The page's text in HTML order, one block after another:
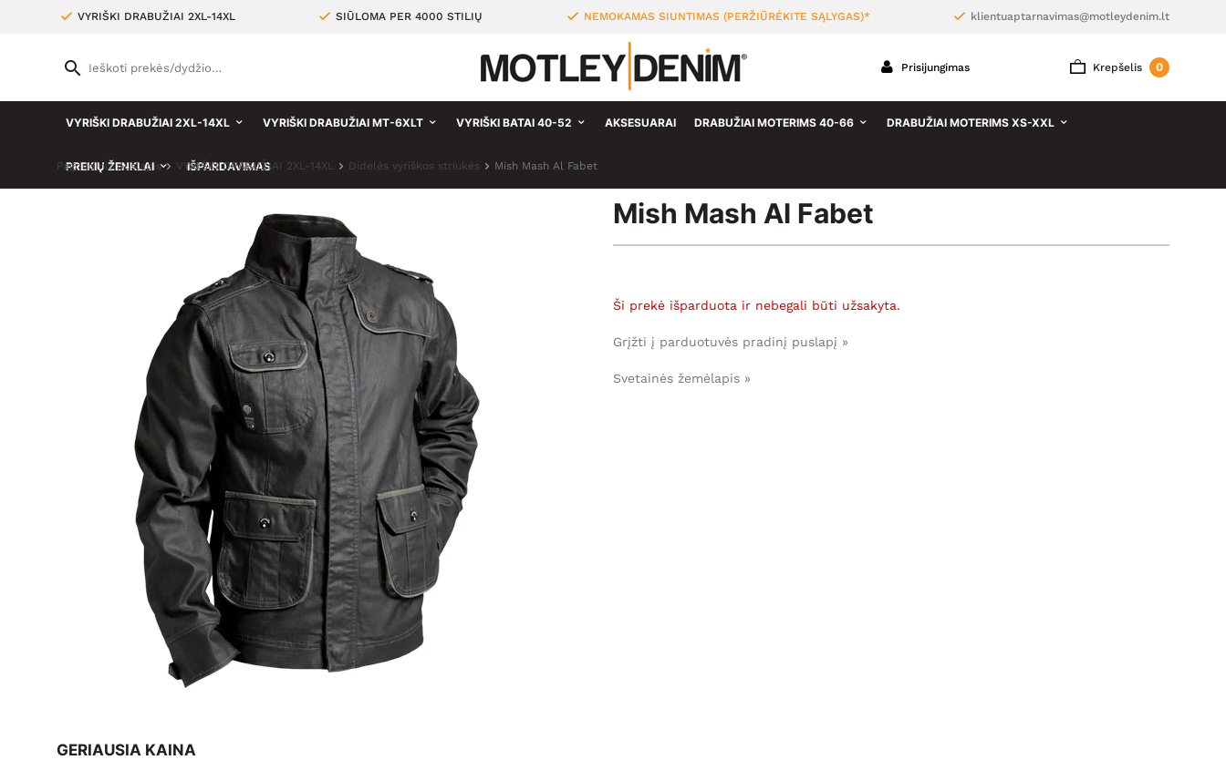
VYRIŠKI DRABUŽIAI 2XL-14XL SIŪLOMA PER 4000 STILIŲ NEMOKAMAS SIUNTIMAS (PERŽIŪRĖKITE SĄLYGAS)* klientuaptarnavimas@motleydenim.lt
Krepšelis 0
Prisijungimas
VYRIŠKI DRABUŽIAI 2XL-14XL VYRIŠKI DRABUŽIAI MT-6XLT VYRIŠKI BATAI 40-52 AKSESUARAI DRABUŽIAI MOTERIMS 40-66 DRABUŽIAI MOTERIMS XS-XXL
PREKIŲ ŽENKLAI IŠPARDAVIMAS
Pagrindinis puslapis VYRIŠKI DRABUŽIAI 2XL-14XL Didelės vyriškos striukės Mish Mash Al Fabet
Mish Mash Al Fabet
Ši prekė išparduota ir nebegali būti užsakyta.
Grįžti į parduotuvės pradinį puslapį »
Svetainės žemėlapis »
GERIAUSIA KAINA